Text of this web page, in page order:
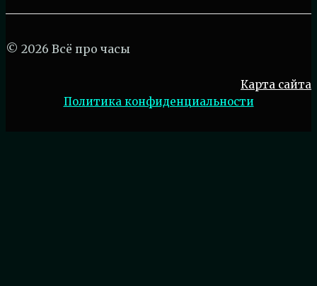
© 2026 Всё про часы
Карта сайта
Политика конфиденциальности